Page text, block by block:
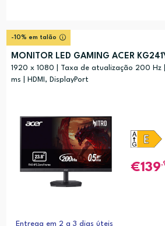
-10% em talão
MONITOR LED GAMING ACER
1920 x 1080 | Taxa de atualização 200 Hz
ms | HDMI, DisplayPort
139
Entrega em 2 a 3 dias úteis